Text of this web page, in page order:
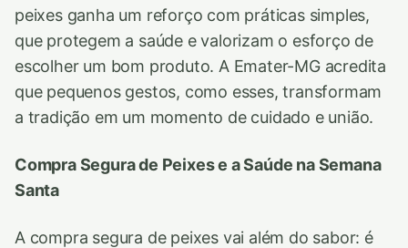
peixes ganha um reforço com práticas simples,
que protegem a saúde e valorizam o esforço de
escolher um bom produto. A Emater-MG acredita
que pequenos gestos, como esses, transformam
a tradição em um momento de cuidado e união.
Compra Segura de Peixes e a Saúde na Semana
Santa
A compra segura de peixes vai além do sabor: é